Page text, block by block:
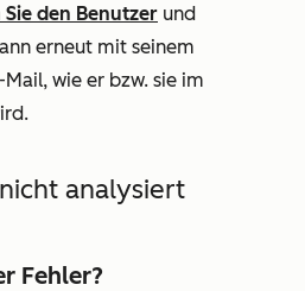
den Benutzer und
erneut mit seinem
wie er bzw. sie im
analysiert
Fehler?